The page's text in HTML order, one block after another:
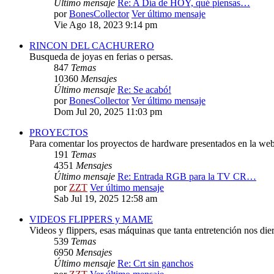
Último mensaje Re: A Día de HOY, qué piensas…
porBonesCollector Ver último mensaje
Vie Ago 18, 2023 9:14 pm
RINCON DEL CACHURERO
Busqueda de joyas en ferias o persas.
847 Temas
10360 Mensajes
Último mensaje Re: Se acabó!
porBonesCollector Ver último mensaje
Dom Jul 20, 2025 11:03 pm
PROYECTOS
Para comentar los proyectos de hardware presentados en la
191 Temas
4351 Mensajes
Último mensaje Re: Entrada RGB para la TV CR…
porZZT Ver último mensaje
Sab Jul 19, 2025 12:58 am
VIDEOS FLIPPERS y MAME
Videos y flippers, esas máquinas que tanta entretención nos
539 Temas
6950 Mensajes
Último mensaje Re: Crt sin ganchos